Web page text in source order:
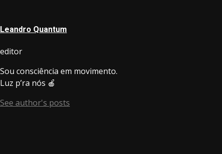
Leandro Quantum
editor
Sou consciência em movimento.
Luz p’ra nós 🍎
See author's posts